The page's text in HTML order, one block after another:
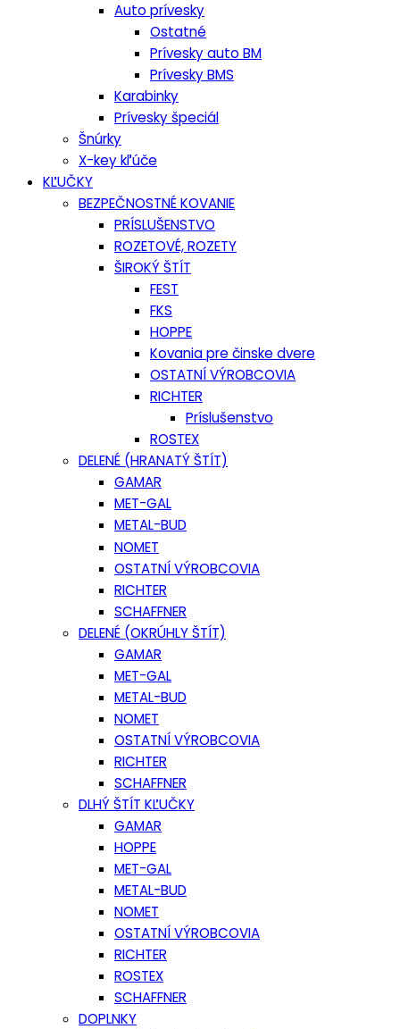
Auto prívesky
Ostatné
Prívesky auto BM
Prívesky BMS
Karabinky
Prívesky špeciál
Šnúrky
X-key kľúče
KĽUČKY
BEZPEČNOSTNÉ KOVANIE
PRÍSLUŠENSTVO
ROZETOVÉ, ROZETY
ŠIROKÝ ŠTÍT
FEST
FKS
HOPPE
Kovania pre činske dvere
OSTATNÍ VÝROBCOVIA
RICHTER
Príslušenstvo
ROSTEX
DELENÉ (HRANATÝ ŠTÍT)
GAMAR
MET-GAL
METAL-BUD
NOMET
OSTATNÍ VÝROBCOVIA
RICHTER
SCHAFFNER
DELENÉ (OKRÚHLY ŠTÍT)
GAMAR
MET-GAL
METAL-BUD
NOMET
OSTATNÍ VÝROBCOVIA
RICHTER
SCHAFFNER
DLHÝ ŠTÍT KĽUČKY
GAMAR
HOPPE
MET-GAL
METAL-BUD
NOMET
OSTATNÍ VÝROBCOVIA
RICHTER
ROSTEX
SCHAFFNER
DOPLNKY